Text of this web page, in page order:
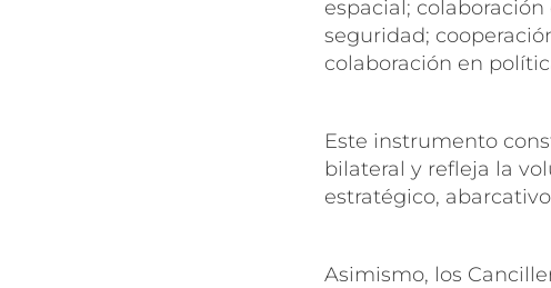
espacial;
seguridad;
colaboración en
Este instrumento
bilateral y refleja la
estratégico,
Asimismo, los